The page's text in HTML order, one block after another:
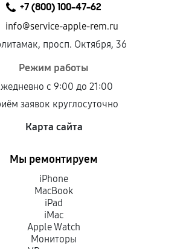
+7 (800) 100-47-62
info@service-apple-rem.ru
просп. Октября, 36
Режим работы
с 9:00 до 21:00
заявок круглосуточно
Карта сайта
Мы ремонтируем
iPhone
MacBook
iPad
iMac
Apple Watch
Мониторы